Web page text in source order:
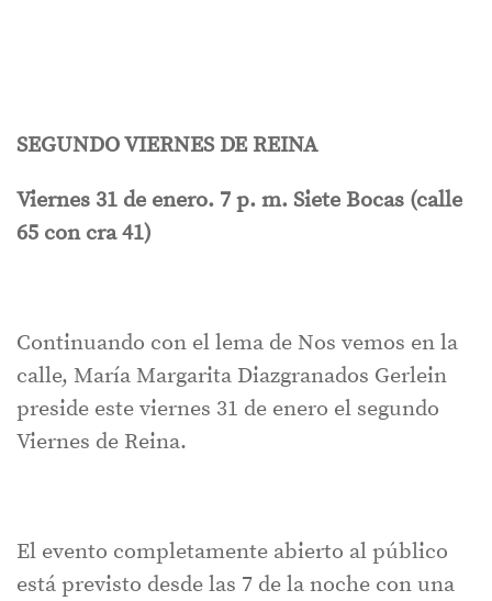
SEGUNDO VIERNES DE REINA
Viernes 31 de enero. 7 p. m. Siete Bocas (calle
65 con cra 41)
Continuando con el lema de Nos vemos en la
calle, María Margarita Diazgranados Gerlein
preside este viernes 31 de enero el segundo
Viernes de Reina.
El evento completamente abierto al público
está previsto desde las 7 de la noche con una